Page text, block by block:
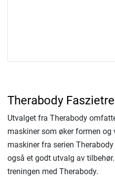
Therabody
Utvalget fra Therabody
maskiner som øker formen og
maskiner fra serien
også et godt utvalg av
treningen med Therabody.